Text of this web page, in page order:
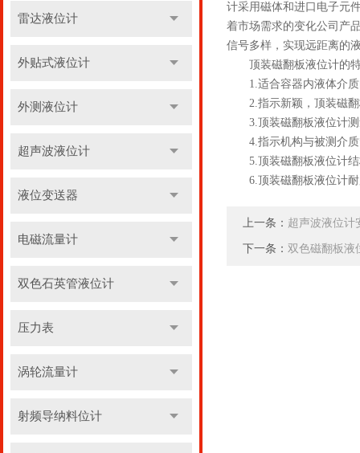
雷达液位计
外贴式液位计
外测液位计
超声波液位计
液位变送器
电磁流量计
双色石英管液位计
压力表
涡轮流量计
射频导纳料位计
计采用磁体和进口电子元
着市场需求的变化公司产
信号多样，实现远距离的
顶装磁翻板液位计的
1.适合容器内液体介质
2.指示新颖，顶装磁翻
3.顶装磁翻板液位计测
4.指示机构与被测介质*
5.顶装磁翻板液位计结
6.顶装磁翻板液位计耐
上一条： 超声波液位计
下一条： 双色磁翻板液